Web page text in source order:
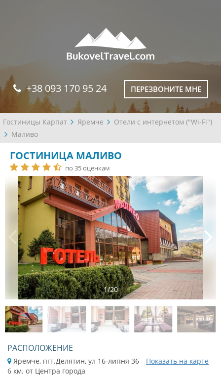
+38 093 170 95 24 ПЕРЕЗВОНИТЕ МНЕ
Гостиницы Карпат Яремче
Отели с интернетом ("Wi-Fi")
Маливо
ГОСТИНИЦА МАЛИВО
по 35 оценкам
1/20
РАСПОЛОЖЕНИЕ
Яремче, пгт.Делятин, ул 16-липня 36
Показать на карте
6 км. от Центра города